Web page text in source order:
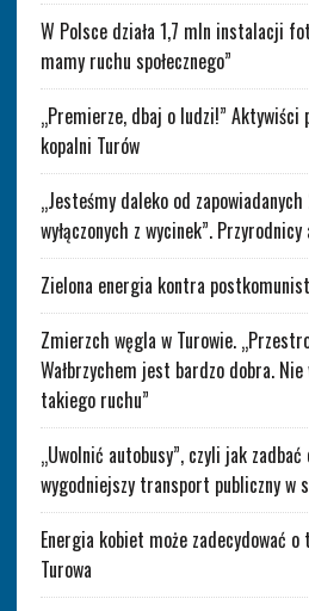
W Polsce działa 1,7 mln instalacji
mamy ruchu społecznego”
„Premierze, dbaj o ludzi!”
kopalni Turów
„Jesteśmy daleko od
wyłączonych z wycinek”.
Zielona energia kontra
Zmierzch węgla w Turowie.
Wałbrzychem jest bardzo dobra.
takiego ruchu”
„Uwolnić autobusy”, czyli jak
wygodniejszy transport publiczny w
Energia kobiet może zadecydować
Turowa